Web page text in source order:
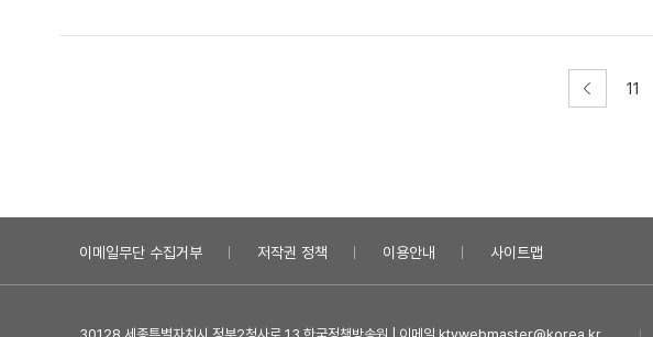
11
이메일무단 수집거부 저작권 정책 이용안내 사이트맵